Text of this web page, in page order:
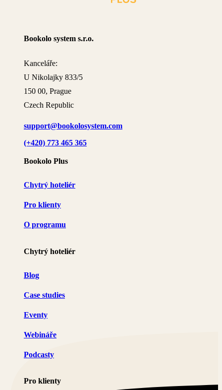
Bookolo system s.r.o.
Kanceláře:
U Nikolajky 833/5
150 00, Prague
Czech Republic
support@bookolosystem.com
(+420) 773 465 365
Bookolo Plus
Chytrý hoteliér
Pro klienty
O programu
Chytrý hoteliér
Blog
Case studies
Eventy
Webináře
Podcasty
Pro klienty